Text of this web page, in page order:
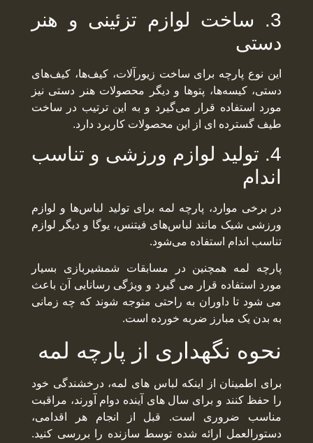
3. ساخت لوازم تزئینی و هنر
دستی
این نوع پارچه برای ساخت زیورآلات، کیف‌ها، کیف‌های
دستی، کیسه‌ها، پتوها و دیگر محصولات هنر دستی نیز
مورد استفاده قرار می‌گیرد و به این ترتیب در ساخت
طیف گسترده ای از این محصولات کاربرد دارد.
4. تولید لوازم ورزشی و تناسب
اندام
در برخی موارد، پارچه لمه برای تولید لباس‌ها و لوازم
ورزشی شیک مانند لباس‌های فیتنس، یوگا و دیگر لوازم
تناسب اندام استفاده می‌شود.
پارچه لمه همچنین در مسابقات شمشیربازی بسیار
مورد استفاده قرار می گیرد و ویژگی رسانایی آن باعث
می شود تا داوران به راحتی متوجه شوند که چه زمانی
به بدن یک مبارز ضربه خورده است.
نحوه نگهداری از پارچه لمه
برای اطمینان از اینکه لباس های لمه، درخشندگی خود
را حفظ کنند و برای سال های آینده دوام آورند، مراقبت
مناسب ضروری است. قبل از انجام هر اقدامی،
دستورالعمل ارائه شده توسط سازنده را بررسی کنید.